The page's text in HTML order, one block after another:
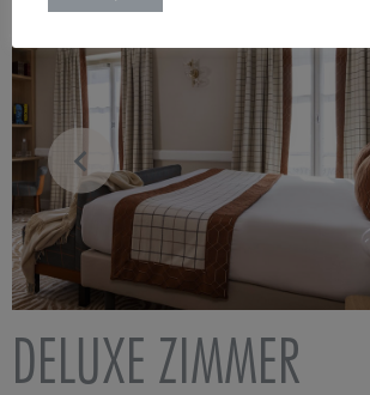
DELUXE ZIMMER